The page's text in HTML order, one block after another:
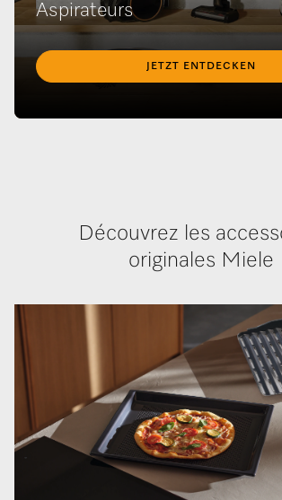
Aspirateurs
JETZT ENTDECKEN
Découvrez les
originales Miele